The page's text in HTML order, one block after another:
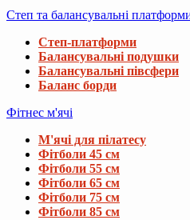
Степ та балансувальні
Степ-платформи
Балансувальні подушки
Балансувальні півсфери
Баланс борди
Фітнес м'ячі
М'ячі для пілатесу
Фітболи 45 см
Фітболи 55 см
Фітболи 65 см
Фітболи 75 см
Фітболи 85 см